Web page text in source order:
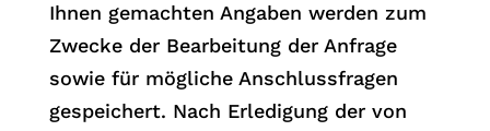
Ihnen gemachten Angaben werden zum
Zwecke der Bearbeitung der Anfrage
sowie für mögliche Anschlussfragen
gespeichert. Nach Erledigung der von